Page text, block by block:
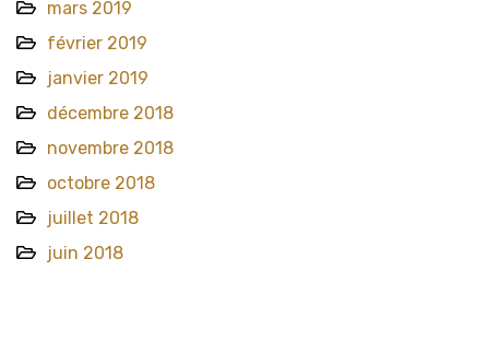
mars 2019
février 2019
janvier 2019
décembre 2018
novembre 2018
octobre 2018
juillet 2018
juin 2018